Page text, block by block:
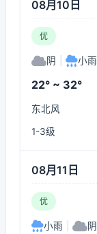
08月10日
优
阴 小雨
22° ~ 32°
东北风
1-3级
08月11日
优
小雨 阴